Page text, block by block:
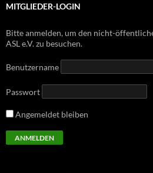
MITGLIEDER-LOGIN
Bitte anmelden, um den nicht-
ASL e.V. zu besuchen.
Benutzername
Passwort
Angemeldet bleiben